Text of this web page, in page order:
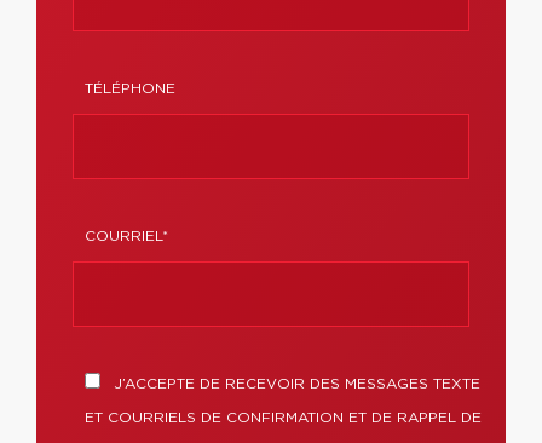
TÉLÉPHONE
COURRIEL*
J’ACCEPTE DE RECEVOIR DES MESSAGES TEXTE
ET COURRIELS DE CONFIRMATION ET DE RAPPEL DE